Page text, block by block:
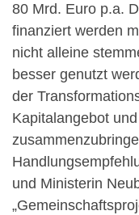
80 Mrd. Euro p.a.
finanziert werden
nicht alleine
besser genutzt
der
Kapitalangebot
und Ministerin